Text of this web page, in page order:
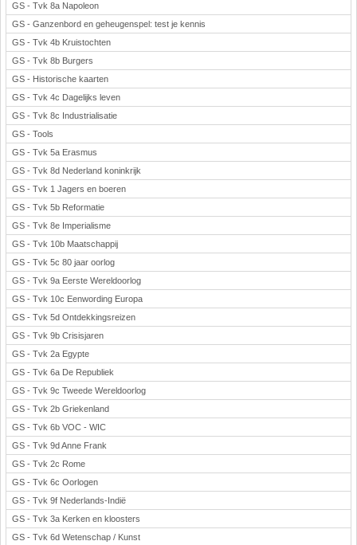
GS - Tvk 8a Napoleon
GS - Ganzenbord en geheugenspel: test je kennis
GS - Tvk 4b Kruistochten
GS - Tvk 8b Burgers
GS - Historische kaarten
GS - Tvk 4c Dagelijks leven
GS - Tvk 8c Industrialisatie
GS - Tools
GS - Tvk 5a Erasmus
GS - Tvk 8d Nederland koninkrijk
GS - Tvk 1 Jagers en boeren
GS - Tvk 5b Reformatie
GS - Tvk 8e Imperialisme
GS - Tvk 10b Maatschappij
GS - Tvk 5c 80 jaar oorlog
GS - Tvk 9a Eerste Wereldoorlog
GS - Tvk 10c Eenwording Europa
GS - Tvk 5d Ontdekkingsreizen
GS - Tvk 9b Crisisjaren
GS - Tvk 2a Egypte
GS - Tvk 6a De Republiek
GS - Tvk 9c Tweede Wereldoorlog
GS - Tvk 2b Griekenland
GS - Tvk 6b VOC - WIC
GS - Tvk 9d Anne Frank
GS - Tvk 2c Rome
GS - Tvk 6c Oorlogen
GS - Tvk 9f Nederlands-Indië
GS - Tvk 3a Kerken en kloosters
GS - Tvk 6d Wetenschap / Kunst